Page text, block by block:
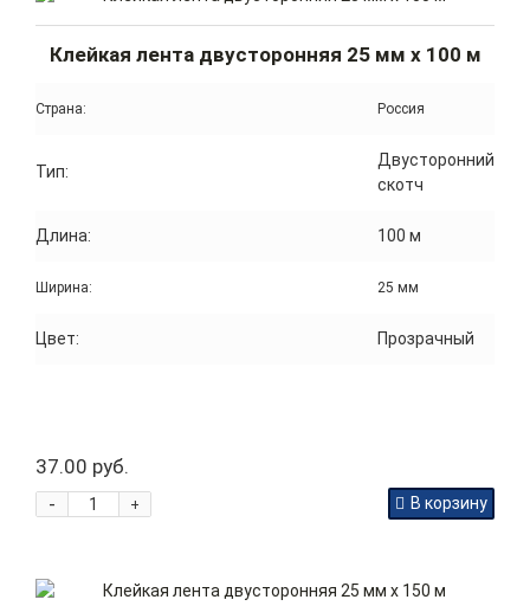
Клейкая лента двусторонняя 25 мм x 100 м
Страна: Россия
Тип:
Двусторонний
скотч
Длина: 100 м
Ширина: 25 мм
Цвет: Прозрачный
37.00 руб.
+
- В корзину